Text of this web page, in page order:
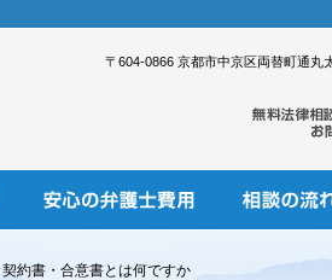
〒604-0866 京都市中京区両替町通丸
契約書・合意書とは何ですか